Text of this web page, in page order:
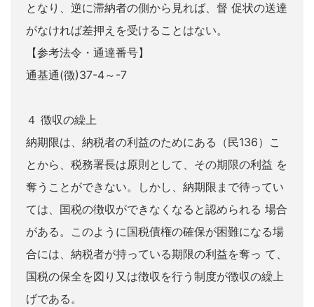
となり、逆に滞納者の側から見れば、督 促状の送達
がなければ差押えを受けることはない。
【参考法令・通達番号】
通基通(徴)37-4～-7
４ 徴収の繰上
納期限は、納税者の利益のためにある（民136）こ
とから、税務署長は原則として、その期限の利益 を
奪うことができない。しかし、納期限まで待ってい
ては、国税の徴収ができなくなると認められる 場合
がある。このように国税債権の確保が困難になる場
合には、納税者が持っている期限の利益を奪っ て、
国税の保全を図り又は徴収を行う制度が徴収の繰上
げである。